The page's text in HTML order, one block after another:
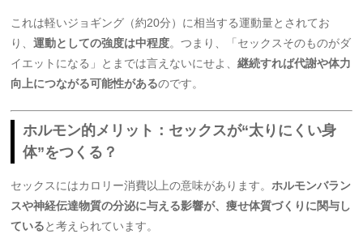
これは軽いジョギング（約20分）に相当する運動量とされてお
り、運動としての強度は中程度。つまり、「セックスそのものがダ
イエットになる」とまでは言えないにせよ、継続すれば代謝や体力
向上につながる可能性があるのです。
ホルモン的メリット：セックスが“太りにくい身
体”をつくる？
セックスにはカロリー消費以上の意味があります。ホルモンバラン
スや神経伝達物質の分泌に与える影響が、痩せ体質づくりに関与し
ていると考えられています。